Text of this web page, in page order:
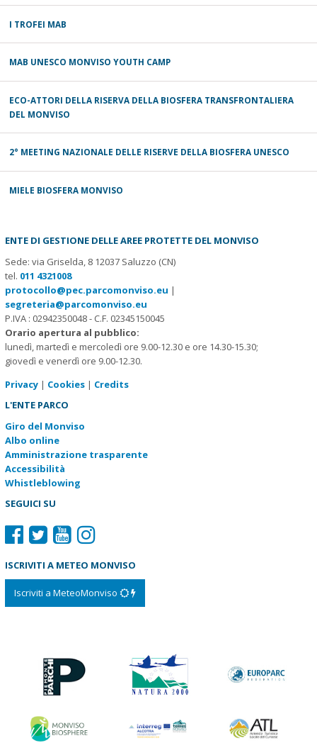
I TROFEI MAB
MAB UNESCO MONVISO YOUTH CAMP
ECO-ATTORI DELLA RISERVA DELLA BIOSFERA TRANSFRONTALIERA
DEL MONVISO
2° MEETING NAZIONALE DELLE RISERVE DELLA BIOSFERA UNESCO
MIELE BIOSFERA MONVISO
ENTE DI GESTIONE DELLE AREE PROTETTE DEL MONVISO
Sede: via Griselda, 8 12037 Saluzzo (CN)
tel. 011 4321008
protocollo@pec.parcomonviso.eu |
segreteria@parcomonviso.eu
P.IVA : 02942350048 - C.F. 02345150045
Orario apertura al pubblico:
lunedì, martedì e mercoledì ore 9.00-12.30 e ore 14.30-15.30;
giovedì e venerdì ore 9.00-12.30.
Privacy| Cookies| Credits
L'ENTE PARCO
Giro del Monviso
Albo online
Amministrazione trasparente
Accessibilità
Whistleblowing
SEGUICI SU
ISCRIVITI A METEO MONVISO
Iscriviti a MeteoMonviso